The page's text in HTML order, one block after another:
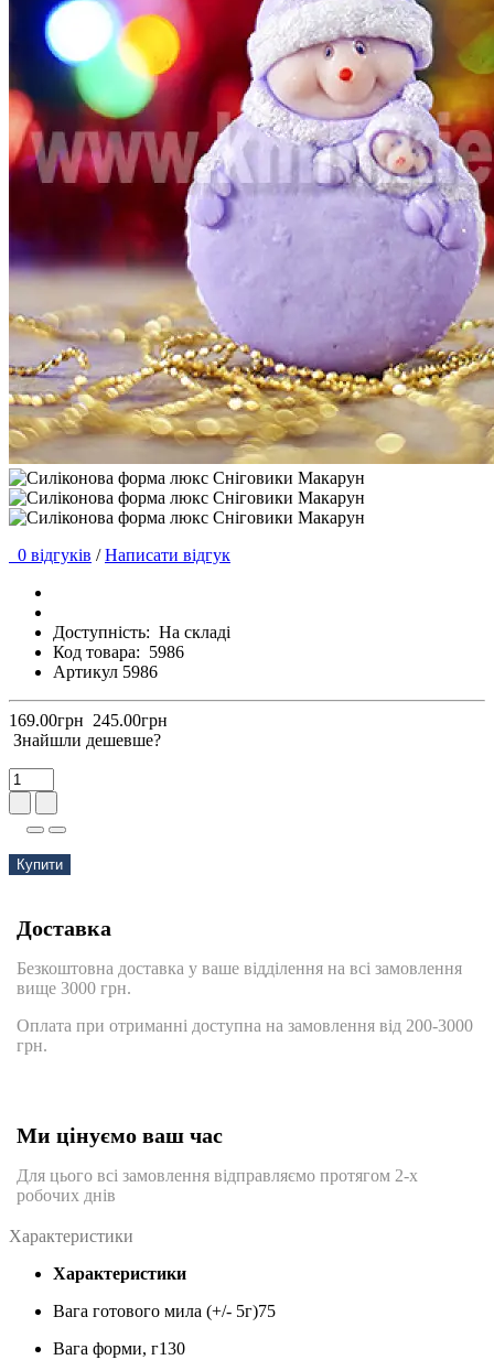
0 відгуків / Написати відгук
Доступність: На складі
Код товара: 5986
Артикул 5986
169.00грн 245.00грн
Знайшли дешевше?
Купити
Доставка
Безкоштовна доставка у ваше відділення на всі замовлення
вище 3000 грн.
Оплата при отриманні доступна на замовлення від 200-3000
грн.
Ми цінуємо ваш час
Для цього всі замовлення відправляємо протягом 2-х
робочих днів
Характеристики
Характеристики
Вага готового мила (+/- 5г)75
Вага форми, г130